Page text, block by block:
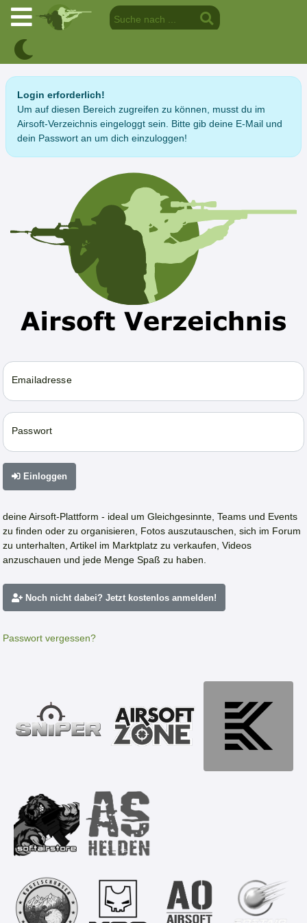
Login erforderlich!
Um auf diesen Bereich zugreifen zu können, musst du im
Airsoft-Verzeichnis eingeloggt sein. Bitte gib deine E-Mail und
dein Passwort an um dich einzuloggen!
Emailadresse
Passwort
Einloggen
deine Airsoft-Plattform - ideal um Gleichgesinnte, Teams und Events
zu finden oder zu organisieren, Fotos auszutauschen, sich im Forum
zu unterhalten, Artikel im Marktplatz zu verkaufen, Videos
anzuschauen und jede Menge Spaß zu haben.
Noch nicht dabei? Jetzt kostenlos anmelden!
Passwort vergessen?